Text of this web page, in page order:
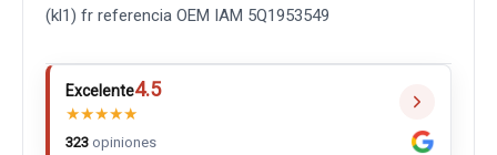
(kl1) fr referencia OEM IAM 5Q1953549
Excelente4.5
★★★★★
323 opiniones